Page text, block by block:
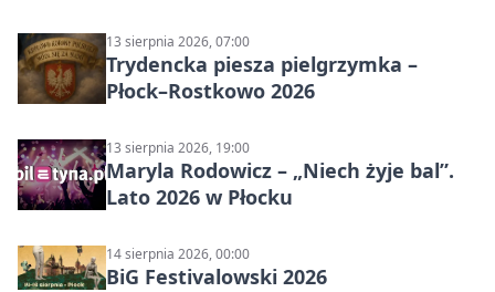
13 sierpnia 2026, 07:00
Trydencka piesza pielgrzymka –
Płock–Rostkowo 2026
13 sierpnia 2026, 19:00
Maryla Rodowicz – „Niech żyje bal”.
Lato 2026 w Płocku
14 sierpnia 2026, 00:00
BiG Festivalowski 2026